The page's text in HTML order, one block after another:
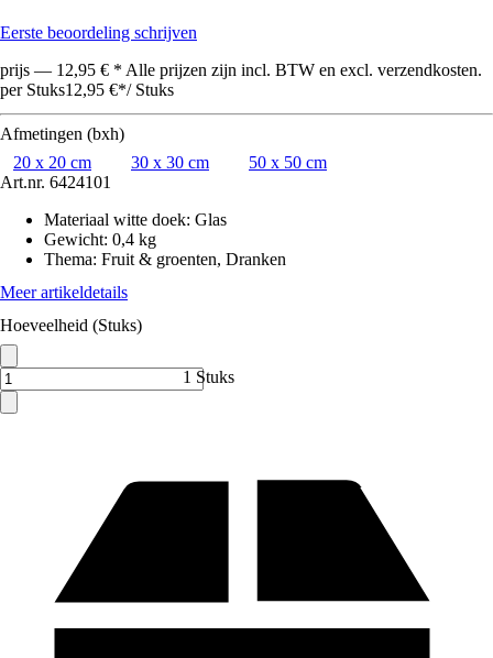
Eerste beoordeling schrijven
prijs — 12,95 € * Alle prijzen zijn incl. BTW en excl. verzendkosten.
per Stuks12,95 €*/ Stuks
Afmetingen (bxh)
20 x 20 cm
30 x 30 cm
50 x 50 cm
Art.nr. 6424101
Materiaal witte doek: Glas
Gewicht: 0,4 kg
Thema: Fruit & groenten, Dranken
Meer artikeldetails
Hoeveelheid (Stuks)
1 Stuks